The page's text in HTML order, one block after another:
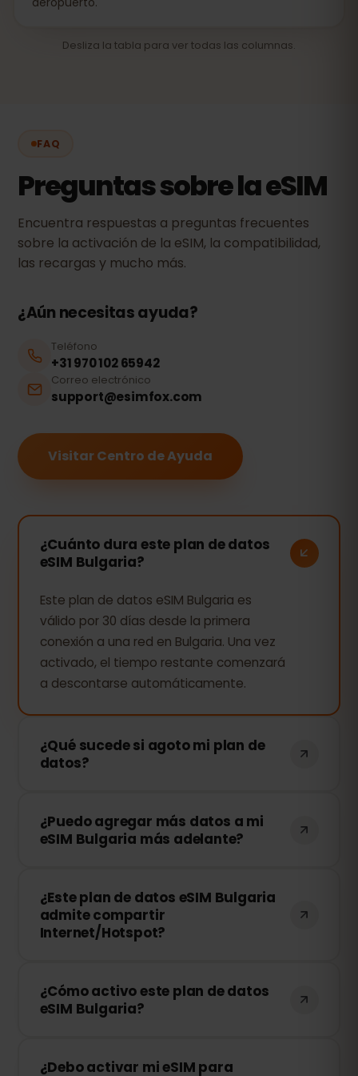
Desliza la tabla para ver todas las columnas.
FAQ
Preguntas sobre la eSIM
Encuentra respuestas a preguntas frecuentes
sobre la activación de la eSIM, la compatibilidad,
las recargas y mucho más.
¿Aún necesitas ayuda?
Teléfono
+31 970 102 65942
Correo electrónico
support@esimfox.com
Visitar Centro de Ayuda
¿Cuánto dura este plan de datos
eSIM Bulgaria?
Este plan de datos eSIM Bulgaria es
válido por 30 días desde la primera
conexión a una red en Bulgaria. Una vez
activado, el tiempo restante comenzará
a descontarse automáticamente.
¿Qué sucede si agoto mi plan de
datos?
conexión se detendrá. Puedes recargar
tu eSIM fácilmente desde tu panel de
¿Puedo agregar más datos a mi
eSIM Bulgaria más adelante?
cualquier momento sin necesidad de
reinstalar tu eSIM. Solo accede a tu
cuenta y elige la cantidad de datos
¿Este plan de datos eSIM Bulgaria
admite compartir
Internet/Hotspot?
mediante Hotspot con otros
dispositivos. Sin embargo, la velocidad y
¿Cómo activo este plan de datos
eSIM Bulgaria?
código QR por correo electrónico. Solo
¿Debo activar mi eSIM para